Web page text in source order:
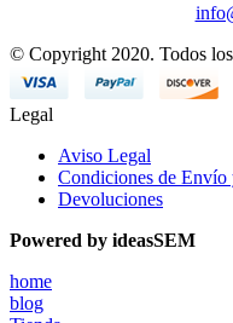
© Copyright 2020. Todos los
Legal
Aviso Legal
Condiciones de Envío
Devoluciones
Powered by ideasSEM
home
blog